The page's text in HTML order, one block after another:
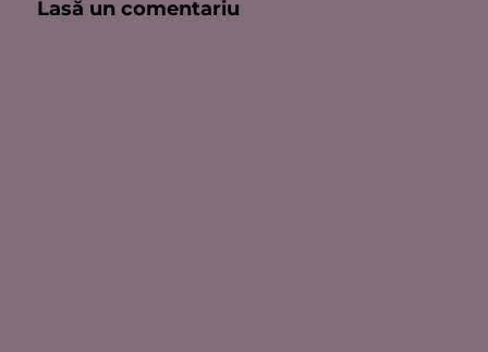
Lasă un comentariu